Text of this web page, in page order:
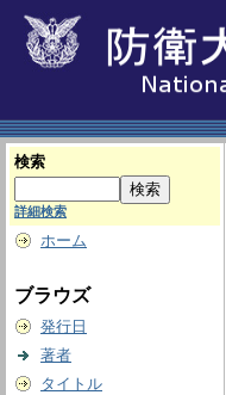
検索
詳細検索
ホーム
ブラウズ
発行日
著者
タイトル